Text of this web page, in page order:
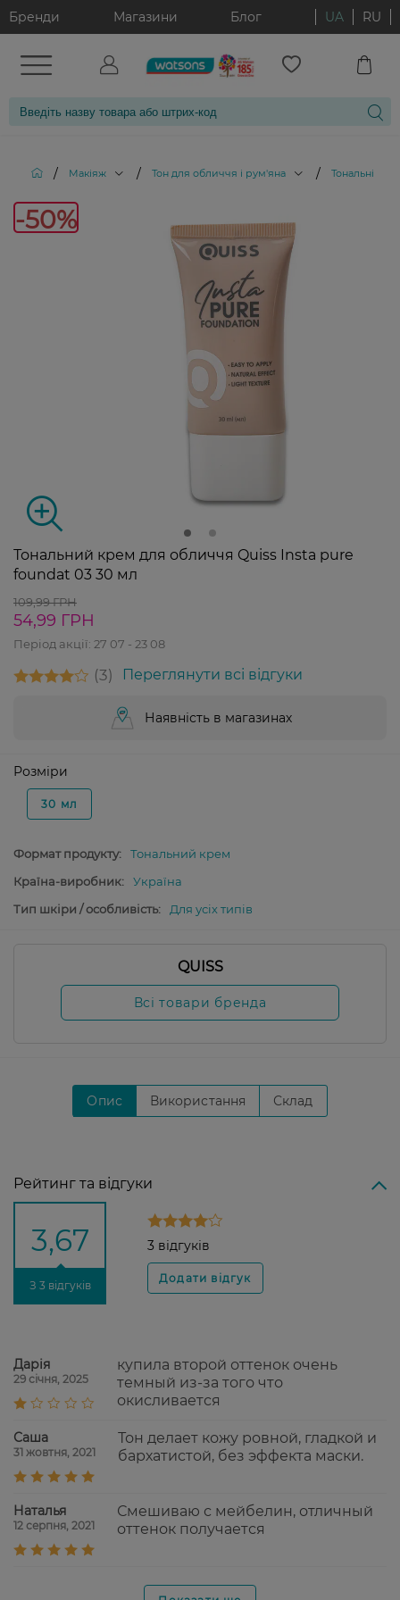
Бренди Магазини Блог UA RU
/ Макіяж / Тон для обличчя і рум'яна / Тональні
-50%
Тональний крем для обличчя Quiss Insta pure
foundat 03 30 мл
109,99 ГРН
54,99 ГРН
Період акції: 27 07 - 23 08
3 Переглянути всі відгуки
Наявність в магазинах
Розміри
30 мл
Формат продукту:
Тональний крем
Країна-виробник:
Україна
Тип шкіри / особливість:
Для усіх типів
QUISS
Всі товари бренда
Опис Використання Склад
Рейтинг та відгуки
3,67
З 3 відгуків
3 відгуків
Дарія
29 січня, 2025
купила второй оттенок очень
темный из-за того что
окисливается
Саша
31 жовтня, 2021
Тон делает кожу ровной, гладкой и
бархатистой, без эффекта маски.
Наталья
12 серпня, 2021
Смешиваю с мейбелин, отличный
оттенок получается